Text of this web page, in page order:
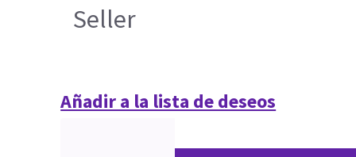
Seller
Añadir a la lista de deseos